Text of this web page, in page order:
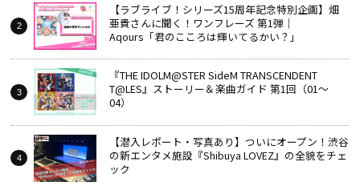
【ラブライブ！シリーズ15周年記念特別企画】畑
亜貴さんに聞く！ワンフレーズ 第1弾｜
Aqours「君のこころは輝いてるかい？」
『THE IDOLM@STER SideM TRANSCENDENT
T@LES』ストーリー＆楽曲ガイド 第1回（01～
04）
【潜入レポート・写真あり】ついにオープン！渋谷
の新エンタメ施設『Shibuya LOVEZ』の全貌をチェ
ック